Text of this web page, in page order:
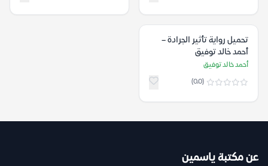
تحميل رواية تأثير الجرادة –
أحمد خالد توفيق
أحمد خالد توفيق
(0.0)
عن مكتبة ياسمين